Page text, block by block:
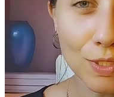
Você recebe o arquivo para
UGC 30s
R$